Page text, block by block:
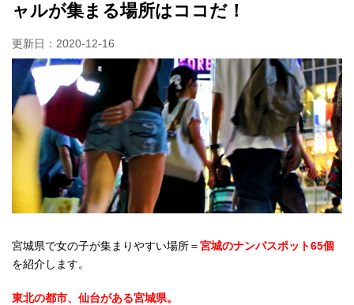
ャルが集まる場所はココだ！
更新日： 2020-12-16
宮城県で女の子が集まりやすい場所＝宮城のナンパスポット65個
を紹介します。
東北の都市、仙台がある宮城県。